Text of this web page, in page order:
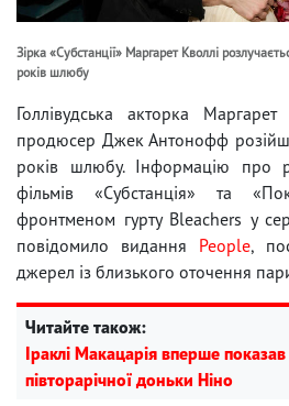
Зірка «Субстанції» Маргарет Кволлі
років шлюбу
Голлівудська акторка
продюсер Джек Антонофф
років шлюбу. Інформацію про
фільмів «Субстанція» та
фронтменом гурту Bleachers у
повідомило видання People,
джерел із близького оточення
Читайте також:
Іраклі Макацарія вперше
півторарічної доньки Ніно